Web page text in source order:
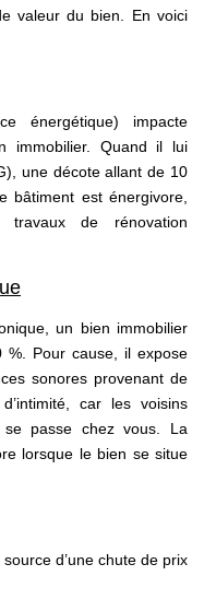
valeur du bien. En voici
énergétique) impacte
immobilier. Quand il lui
une décote allant de 10
est énergivore,
travaux de rénovation
un bien immobilier
Pour cause, il expose
sonores provenant de
car les voisins
passe chez vous. La
lorsque le bien se situe
d’une chute de prix